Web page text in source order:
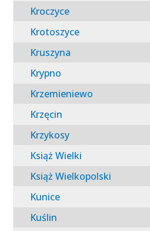
Kroczyce
Krotoszyce
Kruszyna
Krypno
Krzemieniewo
Krzęcin
Krzykosy
Książ Wielki
Książ Wielkopolski
Kunice
Kuślin